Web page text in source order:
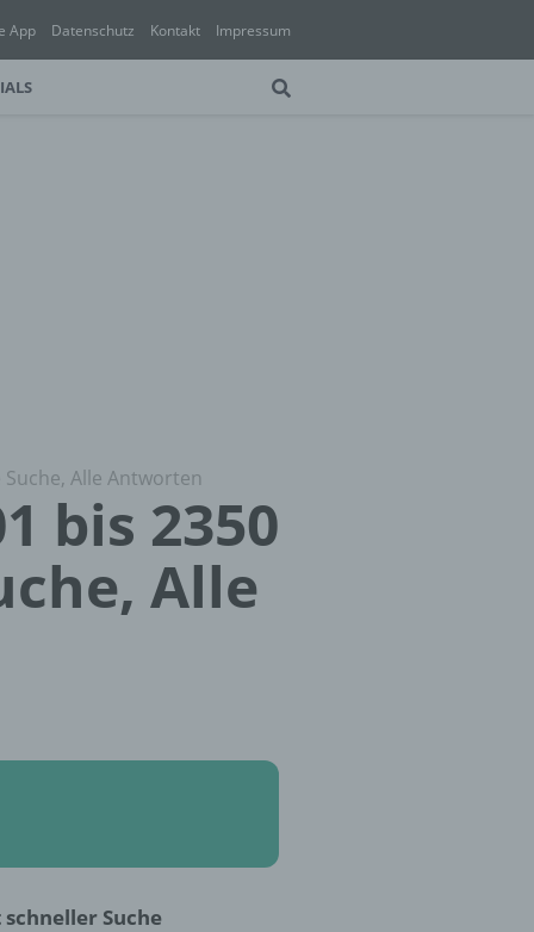
App Datenschutz Kontakt Impressum
Alle Antworten
bis 2350
Alle
Suche